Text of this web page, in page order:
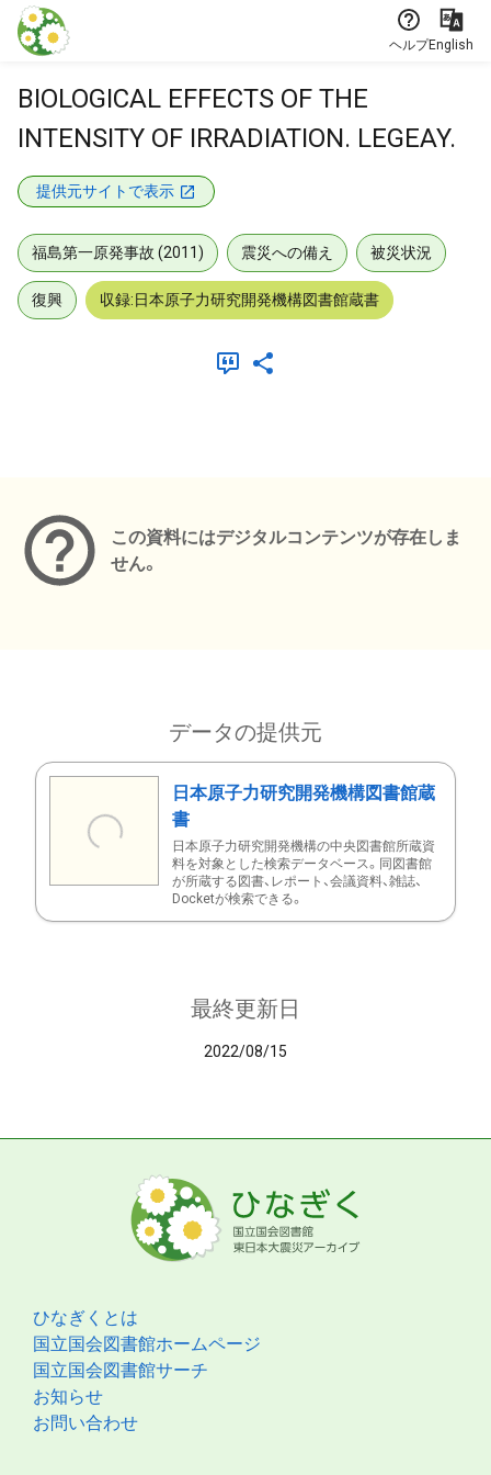
本文に飛ぶ
ヘルプEnglish
BIOLOGICAL EFFECTS OF THE
INTENSITY OF IRRADIATION. LEGEAY.
提供元サイトで表示
福島第一原発事故 (2011) 震災への備え 被災状況
復興 収録:日本原子力研究開発機構図書館蔵書
この資料にはデジタルコンテンツが存在しま
せん。
データの提供元
日本原子力研究開発機構図書館蔵
書
日本原子力研究開発機構の中央図書館所蔵資
料を対象とした検索データベース。同図書館
が所蔵する図書、レポート、会議資料、雑誌、
Docketが検索できる。
最終更新日
2022/08/15
ひなぎくとは
国立国会図書館ホームページ
国立国会図書館サーチ
お知らせ
お問い合わせ